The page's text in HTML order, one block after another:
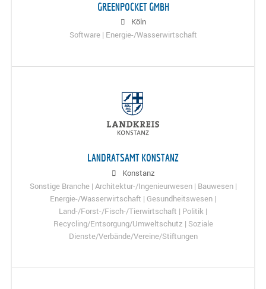
GREENPOCKET GMBH
Köln
Software | Energie-/Wasserwirtschaft
LANDRATSAMT KONSTANZ
Konstanz
Sonstige Branche | Architektur-/Ingenieurwesen | Bauwesen |
Energie-/Wasserwirtschaft | Gesundheitswesen |
Land-/Forst-/Fisch-/Tierwirtschaft | Politik |
Recycling/Entsorgung/Umweltschutz | Soziale
Dienste/Verbände/Vereine/Stiftungen